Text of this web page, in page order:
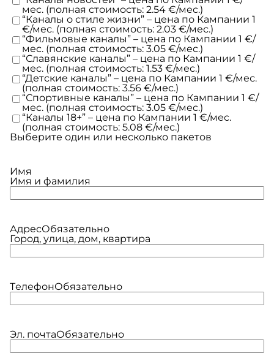
Новости
мес. (полная стоимость: 2.54 €/мес.)
“Каналы о стиле жизни” – цена по Кампании 1
€/мес. (полная стоимость: 2.03 €/мес.)
“Фильмовые каналы” – цена по Кампании 1 €/
мес. (полная стоимость: 3.05 €/мес.)
“Славянские каналы” – цена по Кампании 1 €/
мес. (полная стоимость: 1.53 €/мес.)
“Детские каналы” – цена по Кампании 1 €/мес.
(полная стоимость: 3.56 €/мес.)
“Спортивные каналы” – цена по Кампании 1 €/
мес. (полная стоимость: 3.05 €/мес.)
“Каналы 18+” – цена по Кампании 1 €/мес.
(полная стоимость: 5.08 €/мес.)
Выберите один или несколько пакетов
Имя
Имя и фамилия
АдресОбязательно
Город, улица, дом, квартира
TелефонОбязательно
Эл. почтаОбязательно